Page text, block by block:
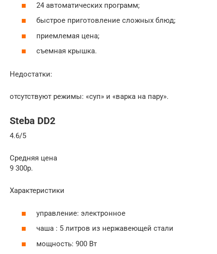
24 автоматических программ;
быстрое приготовление сложных блюд;
приемлемая цена;
съемная крышка.
Недостатки:
отсутствуют режимы: «суп» и «варка на пару».
Steba DD2
4.6/5
Средняя цена
9 300р.
Характеристики
управление: электронное
чаша : 5 литров из нержавеющей стали
мощность: 900 Вт